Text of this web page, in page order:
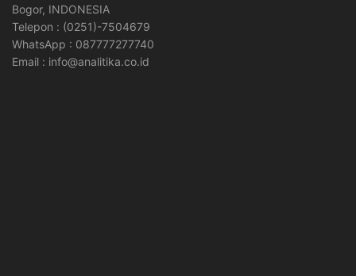
Bogor, INDONESIA
Telepon : (0251)-7504679
WhatsApp : 087777277740
Email : info@analitika.co.id